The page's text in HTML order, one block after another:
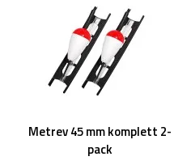
Metrev 45 mm komplett 2-
pack